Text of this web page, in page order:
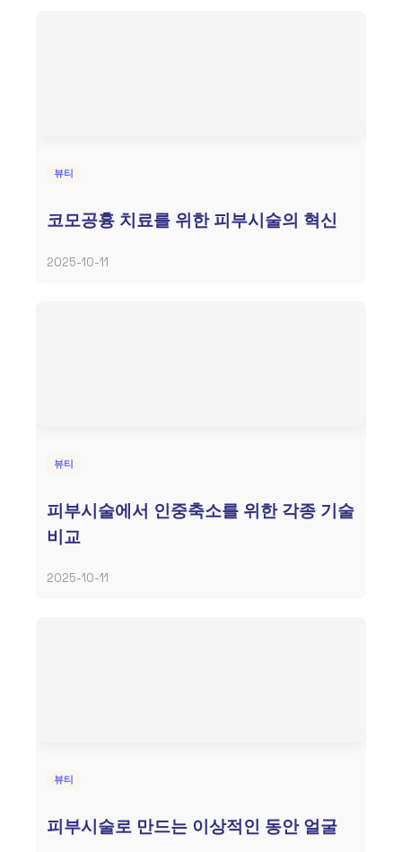
뷰티
코모공흉 치료를 위한 피부시술의 혁신
2025-10-11
뷰티
피부시술에서 인중축소를 위한 각종 기술
비교
2025-10-11
뷰티
피부시술로 만드는 이상적인 동안 얼굴